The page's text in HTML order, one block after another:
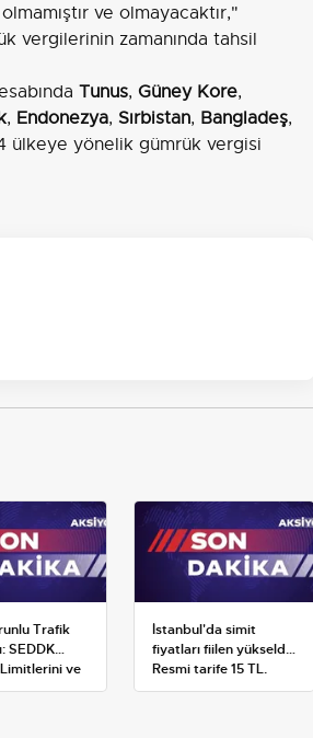
ve olmayacaktır,"
vergilerinin zamanında tahsil
Tunus, Güney Kore,
, Endonezya, Sırbistan, Bangladeş,
ülkeye yönelik gümrük vergisi
Trafik
SEDDK
ve
Tarifesini
İstanbul'da simit
fiyatları fiilen yükseldi:
Resmi tarife 15 TL,
satışlar 20-25 TL'ye